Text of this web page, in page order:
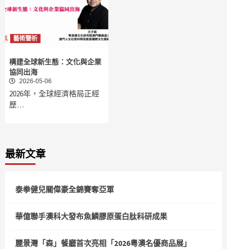
藝術鑒析
構建全球新生態：文化與企業
協同出海
2026-05-06
2026年，全球經濟格局正經
歷…
最新文章
泰拳健兒關偉豪全錦賽奪亞軍
華億聯手澳科大發布魚鱗膠原蛋白肽科研成果
麗景灣「森」餐廳首次亮相「2026粵澳名優商品展」